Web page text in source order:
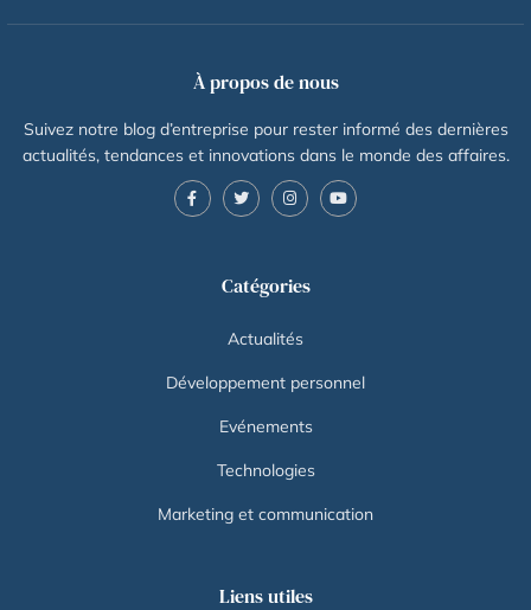
À propos de nous
Suivez notre blog d’entreprise pour rester informé des dernières
actualités, tendances et innovations dans le monde des affaires.
Catégories
Actualités
Développement personnel
Evénements
Technologies
Marketing et communication
Liens utiles